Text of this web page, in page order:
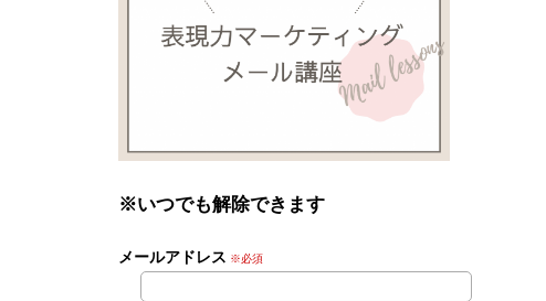
※いつでも解除できます
メールアドレス ※必須